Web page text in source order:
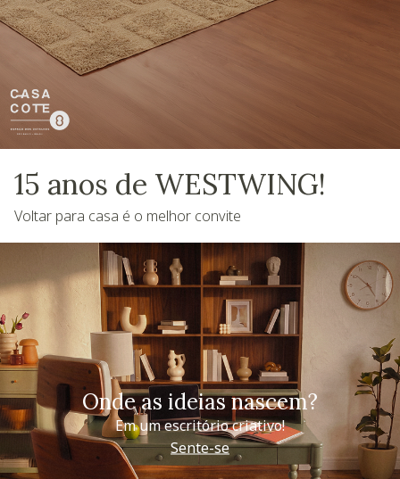
15 anos de WESTWING!
Voltar para casa é o melhor convite
Onde as ideias nascem?
Em um escritório criativo!
Sente-se